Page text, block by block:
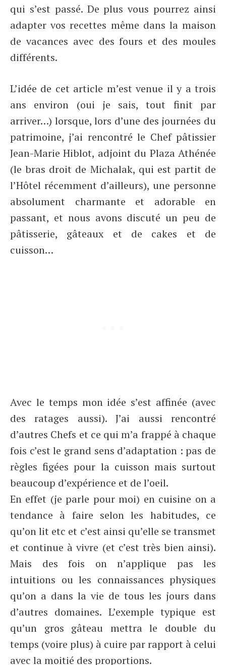
qui s’est passé. De plus vous pourrez ainsi
adapter vos recettes même dans la maison
de vacances avec des fours et des moules
différents.
L’idée de cet article m’est venue il y a trois
ans environ (oui je sais, tout finit par
arriver…) lorsque, lors d’une des journées du
patrimoine, j’ai rencontré le Chef pâtissier
Jean-Marie Hiblot, adjoint du Plaza Athénée
(le bras droit de Michalak, qui est partit de
l’Hôtel récemment d’ailleurs), une personne
absolument charmante et adorable en
passant, et nous avons discuté un peu de
pâtisserie, gâteaux et de cakes et de
cuisson…
Avec le temps mon idée s’est affinée (avec
des ratages aussi). J’ai aussi rencontré
d’autres Chefs et ce qui m’a frappé à chaque
fois c’est le grand sens d’adaptation : pas de
règles figées pour la cuisson mais surtout
beaucoup d’expérience et de l’oeil.
En effet (je parle pour moi) en cuisine on a
tendance à faire selon les habitudes, ce
qu’on lit etc et c’est ainsi qu’elle se transmet
et continue à vivre (et c’est très bien ainsi).
Mais des fois on n’applique pas les
intuitions ou les connaissances physiques
qu’on a dans la vie de tous les jours dans
d’autres domaines. L’exemple typique est
qu’un gros gâteau mettra le double du
temps (voire plus) à cuire par rapport à celui
avec la moitié des proportions.